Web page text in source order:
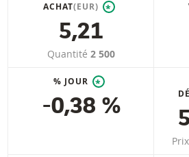
ACHAT(EUR) *
5,21
Quantité 2 500
% JOUR *
-0,38 %